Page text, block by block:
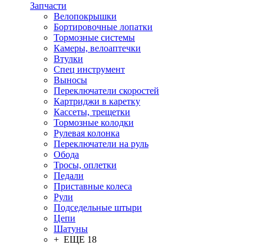
Запчасти
Велопокрышки
Бортировочные лопатки
Тормозные системы
Камеры, велоаптечки
Втулки
Спец инструмент
Выносы
Переключатели скоростей
Картриджи в каретку
Кассеты, трещетки
Тормозные колодки
Рулевая колонка
Переключатели на руль
Обода
Тросы, оплетки
Педали
Приставные колеса
Рули
Подседельные штыри
Цепи
Шатуны
+ ЕЩЕ 18